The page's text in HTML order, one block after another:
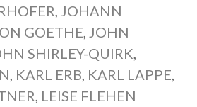
, JOHANN
GOETHE, JOHN
SHIRLEY-QUIRK,
, KARL ERB, KARL LAPPE,
, LEISE FLEHEN